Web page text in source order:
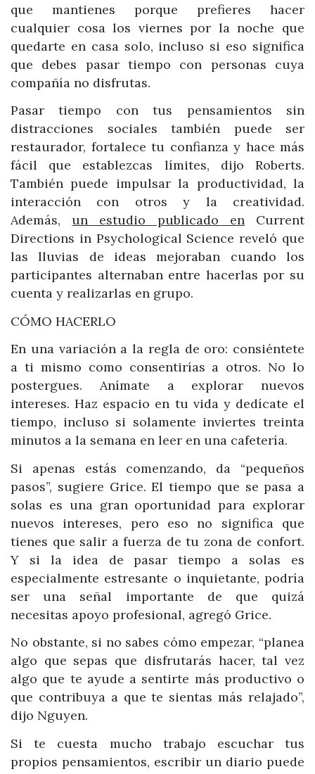
que mantienes porque prefieres hacer
cualquier cosa los viernes por la noche que
quedarte en casa solo, incluso si eso significa
que debes pasar tiempo con personas cuya
compañía no disfrutas.
Pasar tiempo con tus pensamientos sin
distracciones sociales también puede ser
restaurador, fortalece tu confianza y hace más
fácil que establezcas límites, dijo Roberts.
También puede impulsar la productividad, la
interacción con otros y la creatividad.
Además,un estudio publicado enCurrent
Directions in Psychological Science reveló que
las lluvias de ideas mejoraban cuando los
participantes alternaban entre hacerlas por su
cuenta y realizarlas en grupo.
CÓMO HACERLO
En una variación a la regla de oro: consiéntete
a ti mismo como consentirías a otros. No lo
postergues. Anímate a explorar nuevos
intereses. Haz espacio en tu vida y dedícate el
tiempo, incluso si solamente inviertes treinta
minutos a la semana en leer en una cafetería.
Si apenas estás comenzando, da “pequeños
pasos”, sugiere Grice. El tiempo que se pasa a
solas es una gran oportunidad para explorar
nuevos intereses, pero eso no significa que
tienes que salir a fuerza de tu zona de confort.
Y si la idea de pasar tiempo a solas es
especialmente estresante o inquietante, podría
ser una señal importante de que quizá
necesitas apoyo profesional, agregó Grice.
No obstante, si no sabes cómo empezar, “planea
algo que sepas que disfrutarás hacer, tal vez
algo que te ayude a sentirte más productivo o
que contribuya a que te sientas más relajado”,
dijo Nguyen.
Si te cuesta mucho trabajo escuchar tus
propios pensamientos, escribir un diario puede